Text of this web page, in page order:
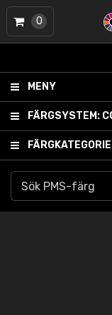
MENY
FÄRGSYSTEM:
0